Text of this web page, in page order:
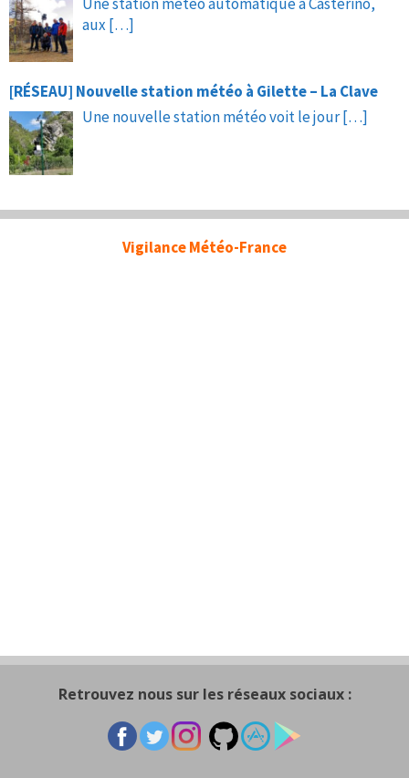
aux […]
[RÉSEAU] Nouvelle station météo à Gilette – La Clave
Une nouvelle station météo voit le jour[…]
Vigilance Météo-France
Retrouvez nous sur les réseaux sociaux :